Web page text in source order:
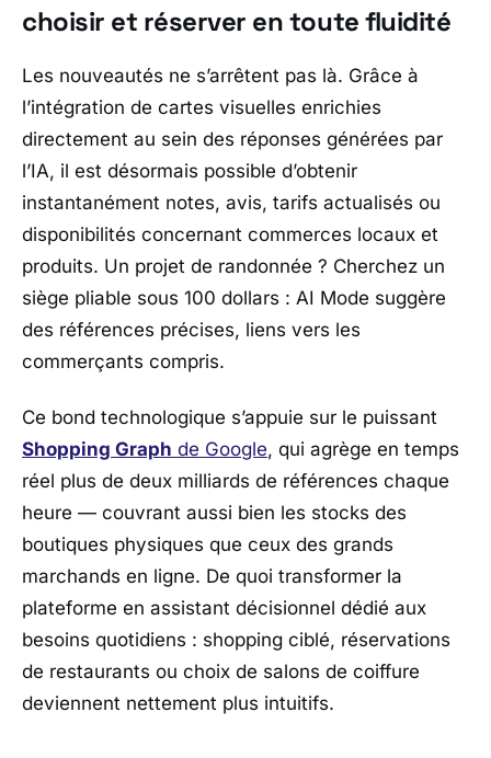
choisir et réserver en toute fluidité
Les nouveautés ne s’arrêtent pas là. Grâce à
l’intégration de cartes visuelles enrichies
directement au sein des réponses générées par
l’IA, il est désormais possible d’obtenir
instantanément notes, avis, tarifs actualisés ou
disponibilités concernant commerces locaux et
produits. Un projet de randonnée ? Cherchez un
siège pliable sous 100 dollars : AI Mode suggère
des références précises, liens vers les
commerçants compris.
Ce bond technologique s’appuie sur le puissant
Shopping Graph de Google, qui agrège en temps
réel plus de deux milliards de références chaque
heure — couvrant aussi bien les stocks des
boutiques physiques que ceux des grands
marchands en ligne. De quoi transformer la
plateforme en assistant décisionnel dédié aux
besoins quotidiens : shopping ciblé, réservations
de restaurants ou choix de salons de coiffure
deviennent nettement plus intuitifs.